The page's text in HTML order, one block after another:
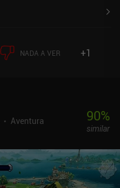
NADA A VER +1
Aventura
90%
similar